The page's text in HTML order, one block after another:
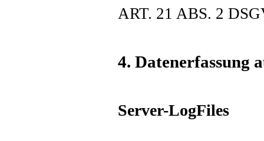
ART. 21 ABS. 2
4. Datenerfassung
Server-LogFiles